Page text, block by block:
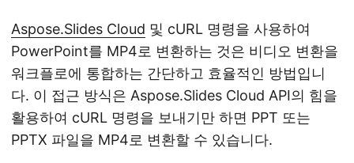
Aspose.Slides Cloud 및 cURL 명령을 사용하여
PowerPoint를 MP4로 변환하는 것은 비디오 변환을
워크플로에 통합하는 간단하고 효율적인 방법입니
다. 이 접근 방식은 Aspose.Slides Cloud API의 힘을
활용하여 cURL 명령을 보내기만 하면 PPT 또는
PPTX 파일을 MP4로 변환할 수 있습니다.